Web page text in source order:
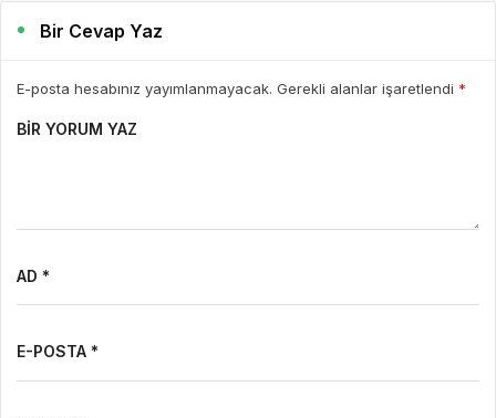
Bir Cevap Yaz
E-posta hesabınız yayımlanmayacak. Gerekli alanlar işaretlendi *
BIR YORUM YAZ
AD *
E-POSTA *